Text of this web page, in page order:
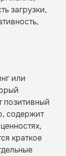
загрузки,
или
позитивный
содержит
краткое